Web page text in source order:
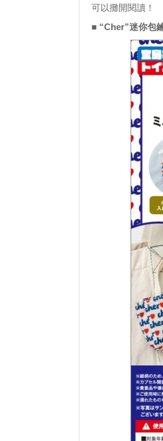
可以攤開閱讀！
■ “Cher”迷你包